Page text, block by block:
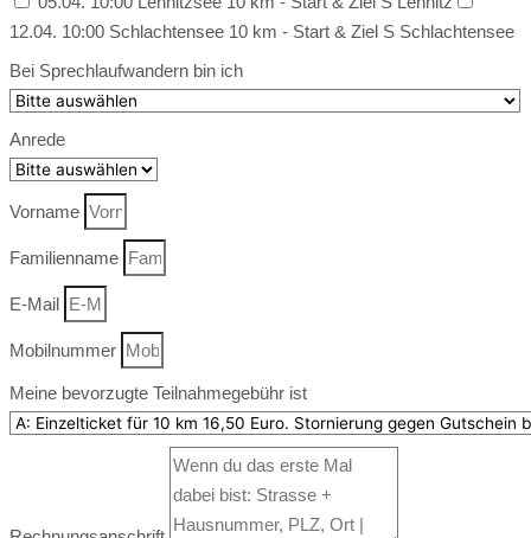
12.04. 10:00 Schlachtensee 10 km - Start & Ziel S Schlachtensee
Bei Sprechlaufwandern bin ich
Anrede
Vorname
Familienname
E-Mail
Mobilnummer
Meine bevorzugte Teilnahmegebühr ist